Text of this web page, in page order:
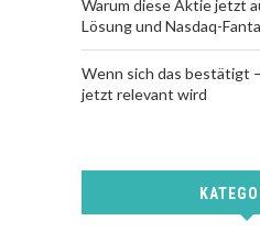
Warum diese Aktie jetzt
Lösung und Nasdaq-
Wenn sich das bestätigt
jetzt relevant wird